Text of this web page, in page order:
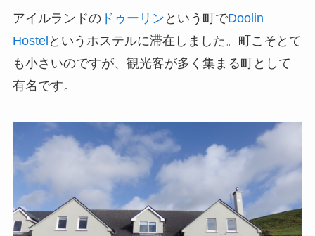
アイルランドのドゥーリン という町でDoolin
Hostel というホステルに滞在しました。町こそとて
も小さいのですが、観光客が多く集まる町として
有名です。